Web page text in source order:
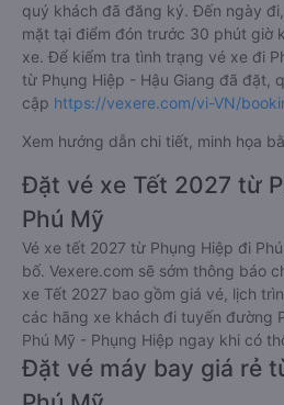
quý khách đã đăng ký. Đến ngày
mặt tại điểm đón trước 30 phút giờ
xe. Để kiểm tra tình trạng vé xe đi
từ Phụng Hiệp - Hậu Giang đã đặt,
cập https://vexere.com/vi-VN/
Xem hướng dẫn chi tiết, minh họa
Đặt vé xe Tết 2027 từ
Phú Mỹ
Vé xe tết 2027 từ Phụng Hiệp đi
bố. Vexere.com sẽ sớm thông báo
xe Tết 2027 bao gồm giá vé, lịch
các hãng xe khách đi tuyến đường
Phú Mỹ - Phụng Hiệp ngay khi có
Đặt vé máy bay giá rẻ